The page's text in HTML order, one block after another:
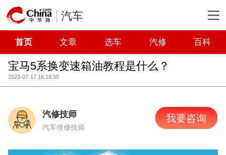
汽车
首页 文章 选车 汽修 百科
宝马5系换变速箱油教程是什么？
2023-07-17 16:18:55
汽修技师
汽车维修技师
我要咨询